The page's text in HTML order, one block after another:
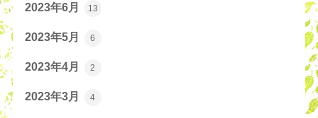
2023年6月 13
2023年5月 6
2023年4月 2
2023年3月 4